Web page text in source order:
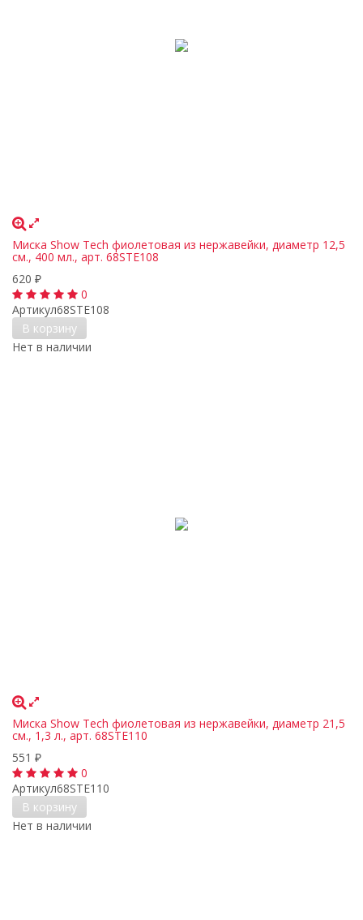
Миска Show Tech фиолетовая из нержавейки, диаметр 12,5
см., 400 мл., арт. 68STE108
620 ₽
0
Артикул68STE108
В корзину
Нет в наличии
Миска Show Tech фиолетовая из нержавейки, диаметр 21,5
см., 1,3 л., арт. 68STE110
551
₽
0
Артикул68STE110
В корзину
Нет в наличии